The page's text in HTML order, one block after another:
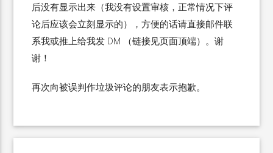
后没有显示出来（我没有设置审核，正常情况下评
论后应该会立刻显示的），方便的话请直接邮件联
系我或推上给我发 DM （链接见页面顶端）。谢
谢！
再次向被误判作垃圾评论的朋友表示抱歉。